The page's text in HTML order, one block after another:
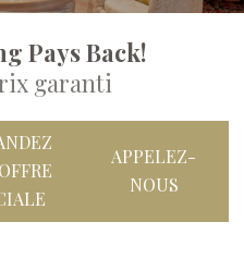
Pays Back!
garanti
APPELEZ-
NOUS